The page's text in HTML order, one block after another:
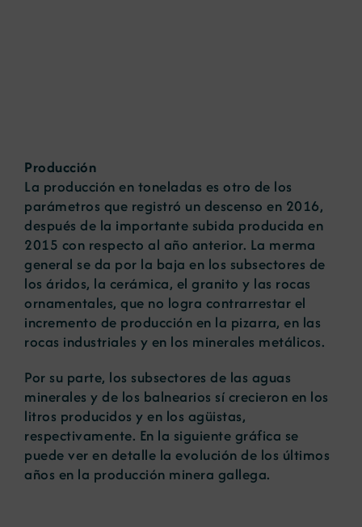
Producción
La producción en toneladas es otro de los
parámetros que registró un descenso en 2016,
después de la importante subida producida en
2015 con respecto al año anterior. La merma
general se da por la baja en los subsectores de
los áridos, la cerámica, el granito y las rocas
ornamentales, que no logra contrarrestar el
incremento de producción en la pizarra, en las
rocas industriales y en los minerales metálicos.
Por su parte, los subsectores de las aguas
minerales y de los balnearios sí crecieron en los
litros producidos y en los agüistas,
respectivamente. En la siguiente gráfica se
puede ver en detalle la evolución de los últimos
años en la producción minera gallega.